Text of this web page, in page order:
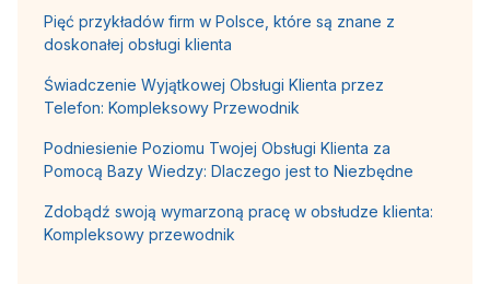
Pięć przykładów firm w Polsce, które są znane z
doskonałej obsługi klienta
Świadczenie Wyjątkowej Obsługi Klienta przez
Telefon: Kompleksowy Przewodnik
Podniesienie Poziomu Twojej Obsługi Klienta za
Pomocą Bazy Wiedzy: Dlaczego jest to Niezbędne
Zdobądź swoją wymarzoną pracę w obsłudze klienta:
Kompleksowy przewodnik